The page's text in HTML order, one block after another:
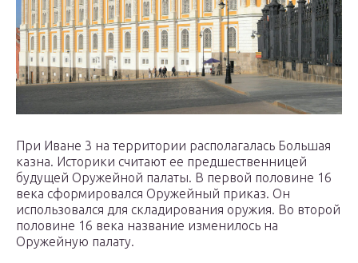
При Иване 3 на территории располагалась Большая
казна. Историки считают ее предшественницей
будущей Оружейной палаты. В первой половине 16
века сформировался Оружейный приказ. Он
использовался для складирования оружия. Во второй
половине 16 века название изменилось на
Оружейную палату.